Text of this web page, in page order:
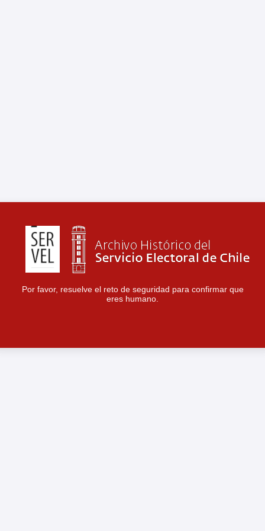
Por favor, resuelve el reto de seguridad para confirmar que
eres humano.